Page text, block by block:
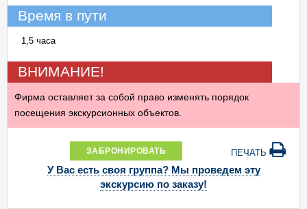
Время в пути
1,5 часа
ВНИМАНИЕ!
Фирма оставляет за собой право изменять порядок
посещения экскурсионных объектов.
ЗАБРОНИРОВАТЬ ПЕЧАТЬ
У Вас есть своя группа? Мы проведем эту
экскурсию по заказу!